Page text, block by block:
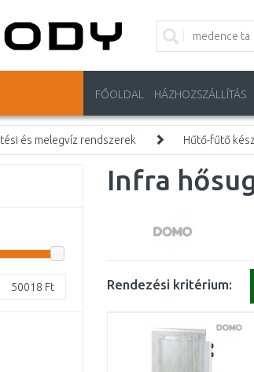
FŐOLDAL HÁZHOZSZÁLLÍTÁS
és melegvíz rendszerek Hűtő-fűtő
Infra
Rendezési kritérium:
50018 Ft